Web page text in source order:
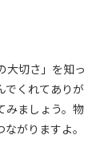
大切さ」を知っ
でくれてありが
みましょう。物
がりますよ。